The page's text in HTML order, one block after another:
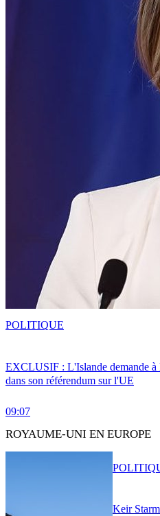
EXCLUSIF : L'Islande demande à
dans son référendum sur l'UE
09:07
POLITIQUE
ROYAUME-UNI EN EUROPE
Keir